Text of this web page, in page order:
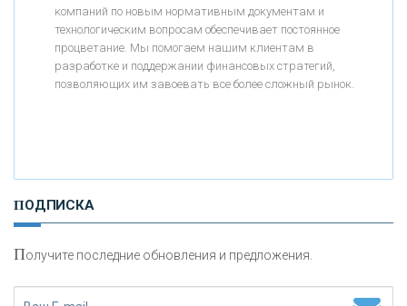
АО «КРЕДИТ ЕВРОПА БАНК»
«НАЦИОНАЛЬНЫЙ КЛИРИНГОВЫЙ ЦЕНТР»
«ФК ОТКРЫТИЕ»
компаний по новым нормативным документам и
технологическим вопросам обеспечивает постоянное
процветание. Мы помогаем нашим клиентам в
разработке и поддержании финансовых стратегий,
позволяющих им завоевать все более сложный рынок.
ПОДПИСКА
Получите последние обновления и предложения.